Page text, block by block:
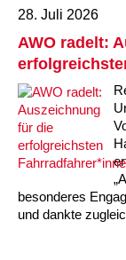
28. Juli 2026
AWO radelt:
besonderes
und dankte